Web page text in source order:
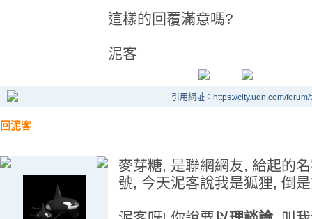
這樣的回覆滿意嗎?
泥客
引用網址：https://city.udn.com/
回泥客
麥芽糖, 是聯網網友, 給起的
號, 今天泥客說我是狐狸, 倒